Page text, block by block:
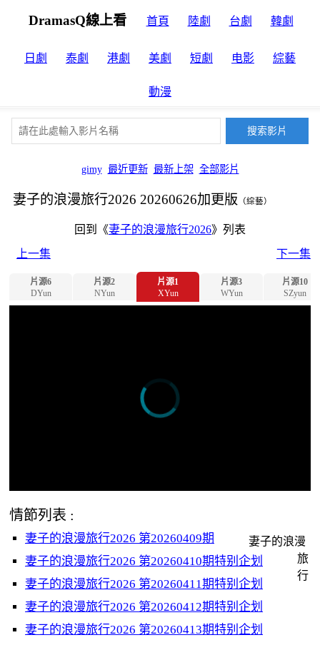
DramasQ線上看 首頁 陸劇 台劇 韓劇
日劇 泰劇 港劇 美劇 短劇 电影 綜藝
動漫
gimy 最近更新 最新上架 全部影片
妻子的浪漫旅行2026 20260626加更版 （綜藝）
回到《妻子的浪漫旅行2026》列表
上一集
下一集
片源6
DYun
片源2
NYun
片源1
XYun
片源3
WYun
片源10
SZyun
情節列表 :
妻子的浪漫旅行2026 第20260409期
妻子的浪漫旅行2026 第20260410期特别企划
妻子的浪漫旅行2026 第20260411期特别企划
妻子的浪漫旅行2026 第20260412期特别企划
妻子的浪漫旅行2026 第20260413期特别企划
妻子的浪漫
旅
行